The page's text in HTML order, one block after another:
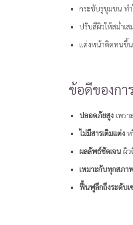
กระชับรูขุมขน ท
ปรับสีผิวให้สม่ำเส
แต่งหน้าติดทนขึ้
ข้อดีของกา
ปลอดภัยสูง เพรา
ไม่มีสารเติมแต่ง
ผลลัพธ์ชัดเจน ผิ
เหมาะกับทุกสภา
ฟื้นฟูลึกถึงระดับเ